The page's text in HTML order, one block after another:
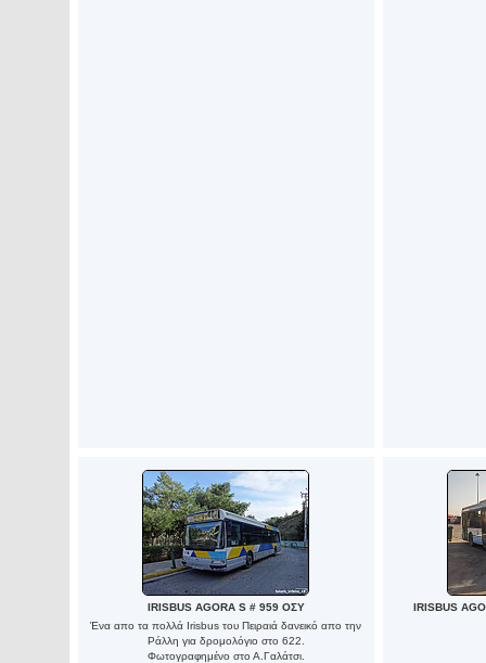
IRISBUS AGORA S # 959 ΟΣΥ
Ένα απο τα πολλά Irisbus του Πειραιά δανεικό απο την
Ράλλη για δρομολόγιο στο 622.
Φωτογραφημένο στο Α.Γαλάτσι.
IRISBUS